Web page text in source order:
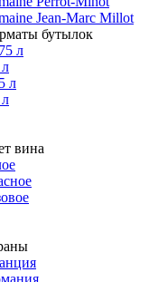
Jean-Marc Millot
бутылок
л
л
вина